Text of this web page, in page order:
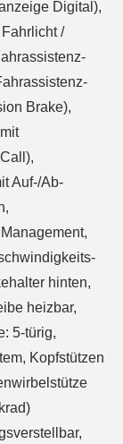
Digital),
/
Brake),
Auf-/Ab-
hinten,
heizbar,
5-türig,
Kopfstützen